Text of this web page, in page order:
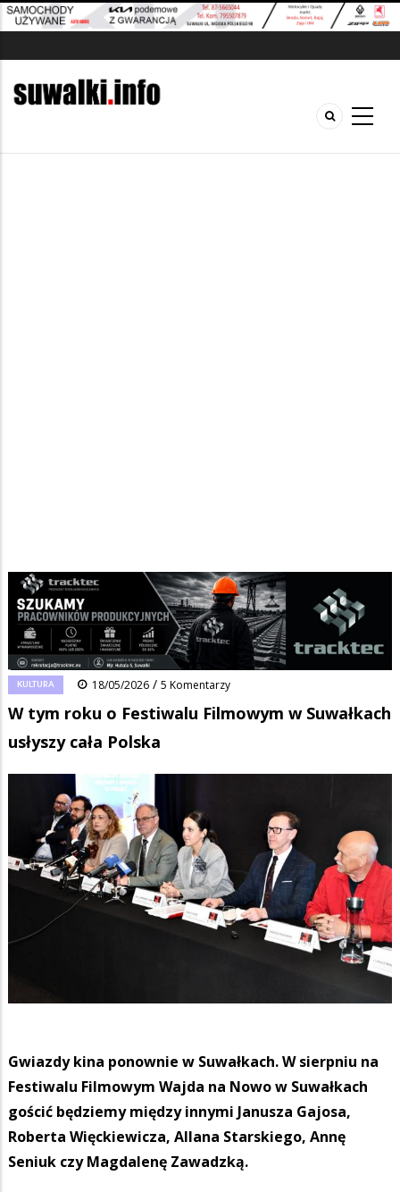
Ścieżka
nawigacyjna
Strona główna Wiadomości/Kultura/
W tym roku o Festiwalu Filmowym w Suwałkach usłyszy cała Polska
FacebookPinterest Tumblr
0 Reddit Share
KULTURA 18/05/2026 / 5 Komentarzy
W tym roku o Festiwalu Filmowym w Suwałkach
usłyszy cała Polska
Gwiazdy kina ponownie w Suwałkach. W sierpniu na
Festiwalu Filmowym Wajda na Nowo w Suwałkach
gościć będziemy między innymi Janusza Gajosa,
Roberta Więckiewicza, Allana Starskiego, Annę
Seniuk czy Magdalenę Zawadzką.